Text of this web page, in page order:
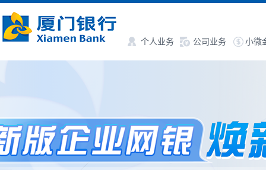
个人业务 公司业务 小微